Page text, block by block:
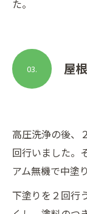
た。
屋
03.
高圧洗浄の後、
回行いました。
アム無機で中塗
下塗りを２回行